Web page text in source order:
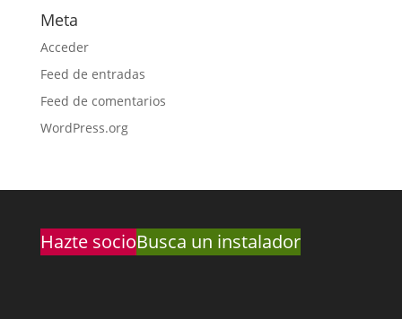
Meta
Acceder
Feed de entradas
Feed de comentarios
WordPress.org
Hazte socioBusca un instalador